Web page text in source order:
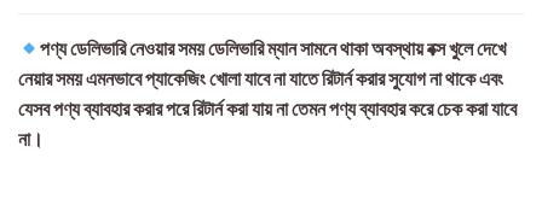
পণ্য ডেলিভারি নেওয়ার সময় ডেলিভারি ম্যান সামনে থাকা অবস্থায় বক্স খুলে দেখে
নেয়ার সময় এমনভাবে প্যাকেজিং খোলা যাবে না যাতে রিটার্ন করার সুযোগ না থাকে এবং
যেসব পণ্য ব্যাবহার করার পরে রিটার্ন করা যায় না তেমন পণ্য ব্যাবহার করে চেক করা যাবে
না।